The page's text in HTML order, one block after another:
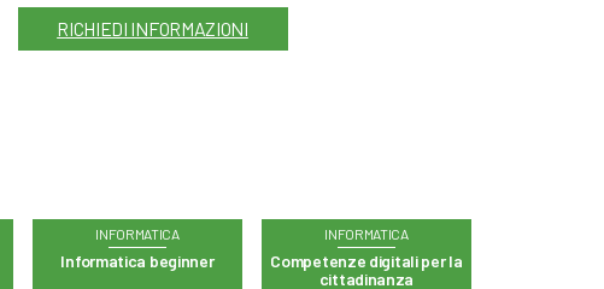
RICHIEDI INFORMAZIONI
INFORMATICA
Informatica beginner
INFORMATICA
Competenze digitali per la
cittadinanza